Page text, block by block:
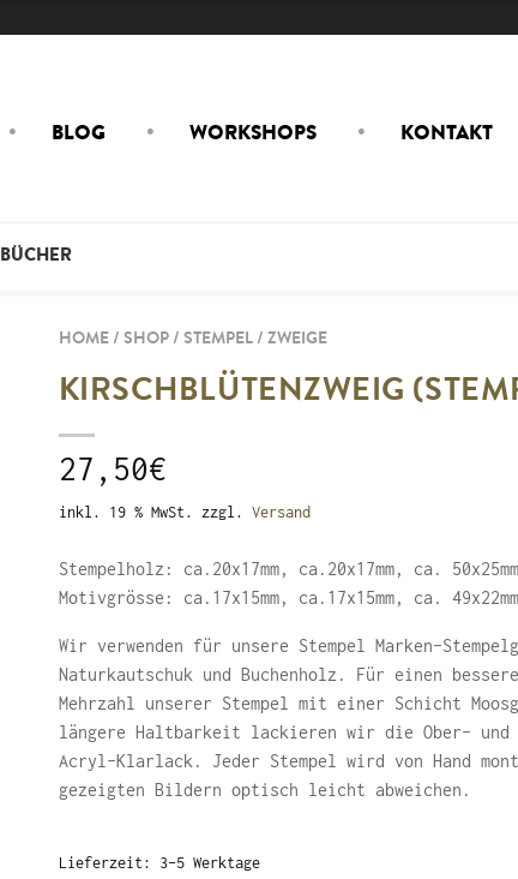
BLOG WORKSHOPS KONTAKT
BÜCHER
HOME / SHOP / STEMPEL/ ZWEIGE
KIRSCHBLÜTENZWEIG
27,50€
inkl. 19 % MwSt. zzgl. Versand
Stempelholz: ca.20x17mm, ca.20x17mm, ca.
Motivgrösse: ca.17x15mm, ca.17x15mm, ca.
Wir verwenden für unsere Stempel Marken-
Naturkautschuk und Buchenholz. Für einen
Mehrzahl unserer Stempel mit einer Schicht
längere Haltbarkeit lackieren wir die Ober- und
Acryl-Klarlack. Jeder Stempel wird von Hand
gezeigten Bildern optisch leicht abweichen.
Lieferzeit: 3-5 Werktage